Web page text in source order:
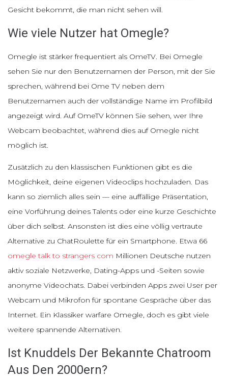
Gesicht bekommt, die man nicht sehen will.
Wie viele Nutzer hat Omegle?
Omegle ist stärker frequentiert als OmeTV. Bei Omegle
sehen Sie nur den Benutzernamen der Person, mit der Sie
sprechen, während bei Ome TV neben dem
Benutzernamen auch der vollständige Name im Profilbild
angezeigt wird. Auf OmeTV können Sie sehen, wer Ihre
Webcam beobachtet, während dies auf Omegle nicht
möglich ist.
Zusätzlich zu den klassischen Funktionen gibt es die
Möglichkeit, deine eigenen Videoclips hochzuladen. Das
kann so ziemlich alles sein — eine auffällige Präsentation,
eine Vorführung deines Talents oder eine kurze Geschichte
über dich selbst. Ansonsten ist dies eine völlig vertraute
Alternative zu ChatRoulette für ein Smartphone. Etwa 66
omegle talk to strangers com Millionen Deutsche nutzen
aktiv soziale Netzwerke, Dating-Apps und -Seiten sowie
anonyme Videochats. Dabei verbinden Apps zwei User per
Webcam und Mikrofon für spontane Gespräche über das
Internet. Ein Klassiker warfare Omegle, doch es gibt viele
weitere spannende Alternativen.
Ist Knuddels Der Bekannte Chatroom
Aus Den 2000ern?